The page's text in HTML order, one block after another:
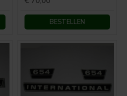
BESTELLEN